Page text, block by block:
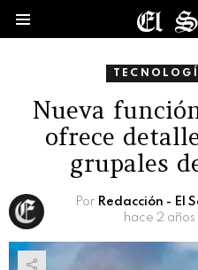
Nueva
ofrece
grupales
Por Redacción - El
hace 2 años